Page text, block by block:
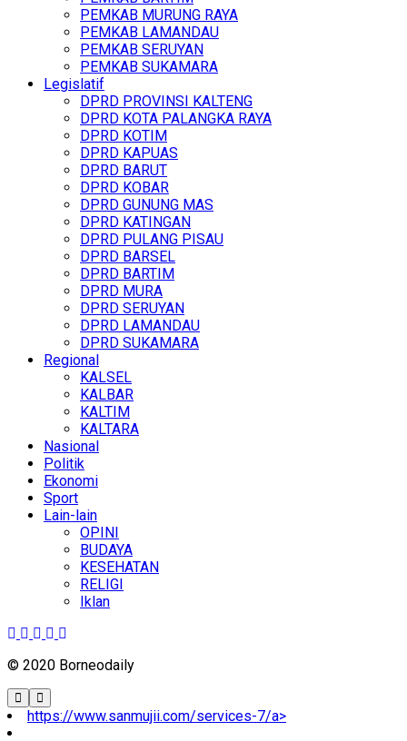
PEMKAB MURUNG RAYA
PEMKAB LAMANDAU
PEMKAB SERUYAN
PEMKAB SUKAMARA
Legislatif
DPRD PROVINSI KALTENG
DPRD KOTA PALANGKA RAYA
DPRD KOTIM
DPRD KAPUAS
DPRD BARUT
DPRD KOBAR
DPRD GUNUNG MAS
DPRD KATINGAN
DPRD PULANG PISAU
DPRD BARSEL
DPRD BARTIM
DPRD MURA
DPRD SERUYAN
DPRD LAMANDAU
DPRD SUKAMARA
Regional
KALSEL
KALBAR
KALTIM
KALTARA
Nasional
Politik
Ekonomi
Sport
Lain-lain
OPINI
BUDAYA
KESEHATAN
RELIGI
Iklan
© 2020 Borneodaily
https://www.sanmujii.com/services-7/a>